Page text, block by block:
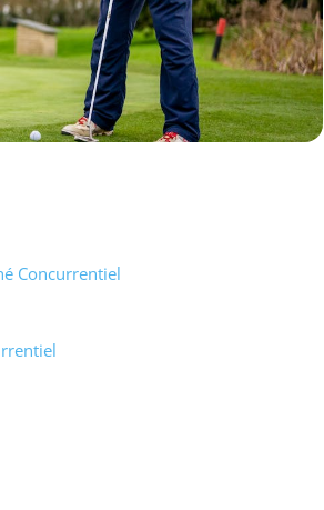
Concurrentiel